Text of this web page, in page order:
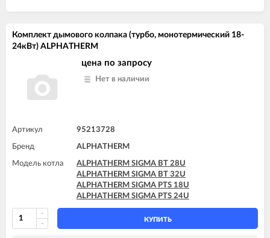
Комплект дымового колпака (турбо, монотермический 18-
24кВт) ALPHATHERM
цена по запросу
Нет в наличии
Артикул 95213728
Бренд ALPHATHERM
Модель котла
ALPHATHERM SIGMA BT 28U
ALPHATHERM SIGMA BT 32U
ALPHATHERM SIGMA PTS 18U
ALPHATHERM SIGMA PTS 24U
КУПИТЬ